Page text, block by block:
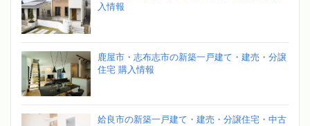
入情報
鹿屋市・志布志市の新築一戸建て・建売・分譲
住宅 購入情報
姶良市の新築一戸建て・建売・分譲住宅・中古